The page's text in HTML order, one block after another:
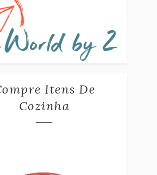
Itens De
Cozinha